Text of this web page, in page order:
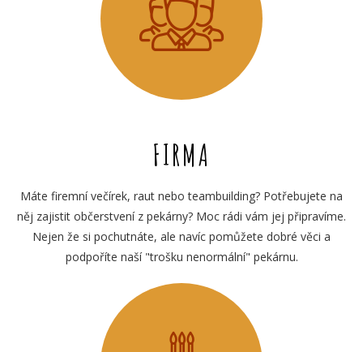
FIRMA
Máte firemní večírek, raut nebo teambuilding? Potřebujete na
něj zajistit občerstvení z pekárny? Moc rádi vám jej připravíme.
Nejen že si pochutnáte, ale navíc pomůžete dobré věci a
podpoříte naší "trošku nenormální" pekárnu.